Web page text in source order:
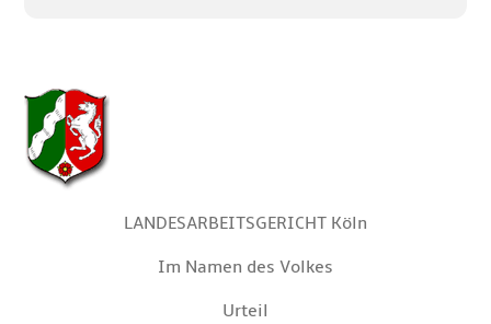
LANDESARBEITSGERICHT Köln
Im Namen des Volkes
Urteil